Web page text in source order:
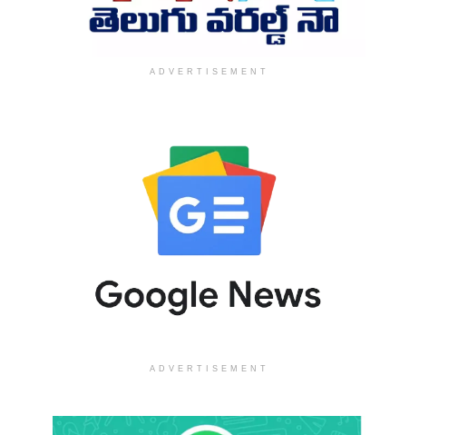
ADVERTISEMENT
ADVERTISEMENT